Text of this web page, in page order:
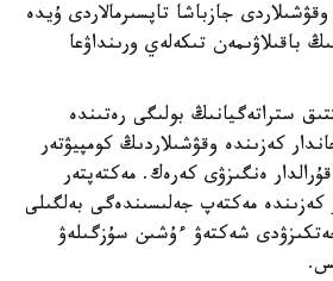
جازباشا تاپسىرمالاردى ۇيدە
باقىلاۋىمەن تىكەلەي ورىنداۋعا
ستراتەگيانىڭ بولىگى رەتىندە
كەزىندە وقۋشىلاردىڭ كومپيۋتەر
قۇرالدار ەنگىزۋى كەرەك. مەكتەپتەر
كەزىندە مەكتەپ جەلىسىندەگى بەلگىلى
شەكتەۋ ءۇشىن سۇزگىلەۋ